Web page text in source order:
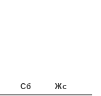
Сб Жс